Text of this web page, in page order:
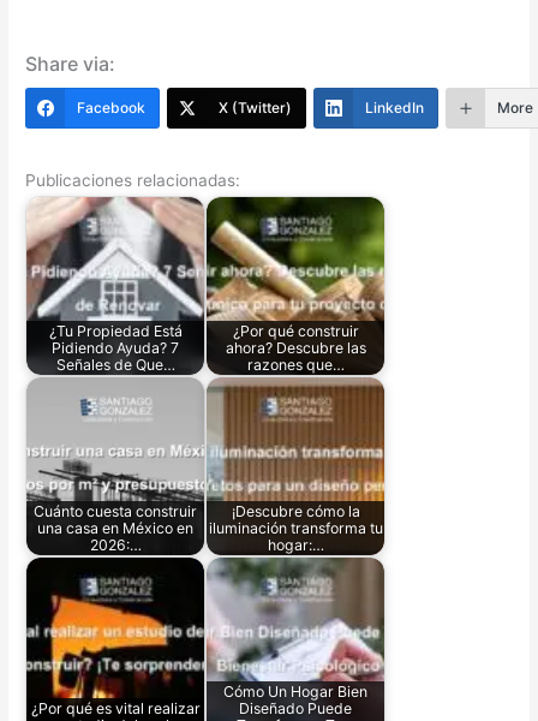
Share via:
Facebook X (Twitter) LinkedIn More
Publicaciones relacionadas:
¿Tu Propiedad Está
Pidiendo Ayuda? 7
Señales de Que…
¿Por qué construir
ahora? Descubre las
razones que…
Cuánto cuesta construir
una casa en México en
2026:…
¡Descubre cómo la
iluminación transforma tu
hogar:…
¿Por qué es vital realizar
Cómo Un Hogar Bien
Diseñado Puede